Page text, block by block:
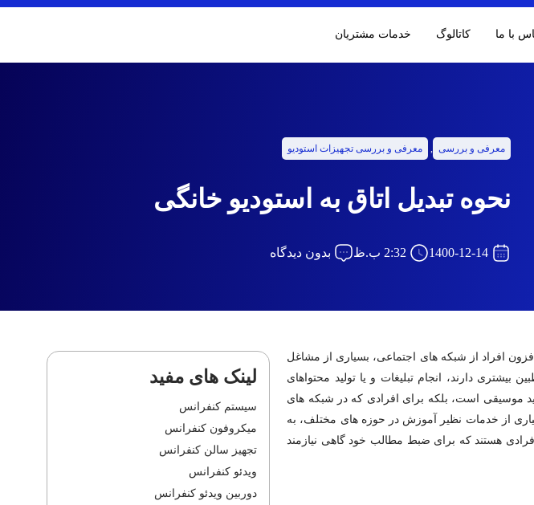
با ما کاتالوگ‌ خدمات مشتریان
معرفی و بررسی , معرفی و بررسی تجهیزات استودیو
نحوه تبدیل اتاق به استودیو خانگی
1400-12-14 2:32 ب.ظ بدون دیدگاه
افراد از شبکه­ های اجتماعی، بسیاری از مشاغل
دارند، انجام تبلیغات و یا تولید محتواهای
موسیقی است، بلکه برای افرادی که در شبکه ­های
از خدمات نظیر آموزش در حوزه ­های مختلف، به
هستند که برای ضبط مطالب خود گاهی نیازمند
لینک های مفید
سیستم کنفرانس
میکروفون کنفرانس
تجهیز سالن کنفرانس
ویدئو کنفرانس
دوربین ویدئو کنفرانس